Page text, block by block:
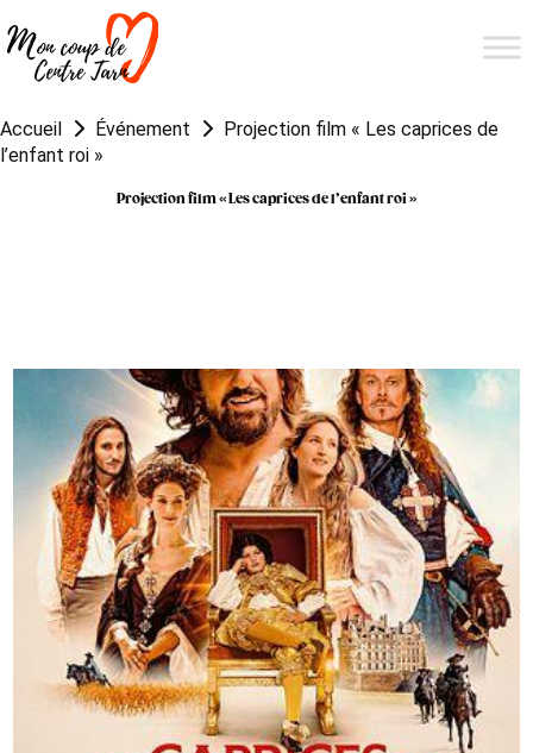
Accueil Événement
Projection film « Les caprices de
l’enfant roi »
Projection film « Les caprices de l’enfant roi »